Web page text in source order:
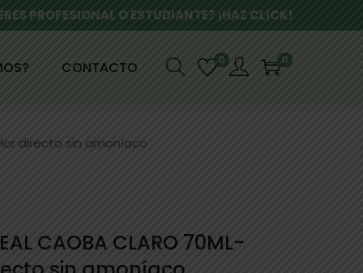
PROFESIONAL O ESTUDIANTE? ¡HAZ CLICK!
CONTACTO 0 0
directo sin amoníaco
CAOBA CLARO 70ML-